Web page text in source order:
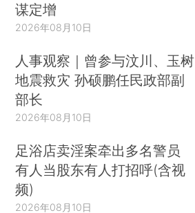
谋定增
2026年08月10日
人事观察｜曾参与汶川、玉树
地震救灾 孙硕鹏任民政部副
部长
2026年08月10日
足浴店卖淫案牵出多名警员
有人当股东有人打招呼(含视
频)
2026年08月10日